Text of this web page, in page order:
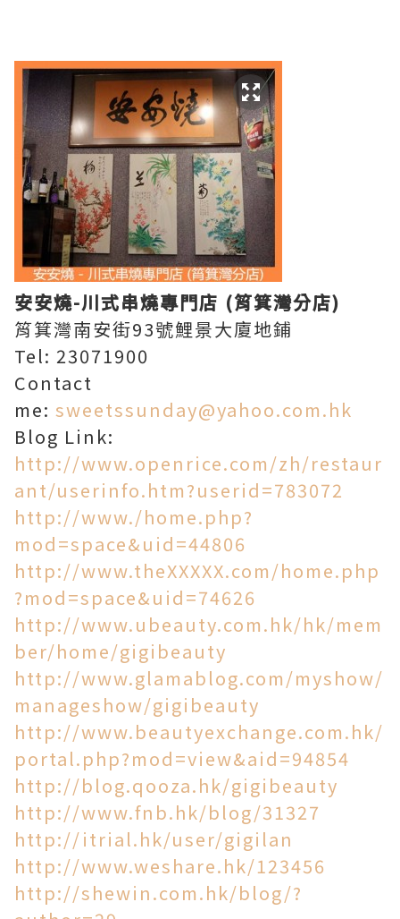
安安燒-川式串燒專門店 (筲箕灣分店)
筲箕灣南安街93號鯉景大廈地鋪
Tel: 23071900
Contact
me: sweetssunday@yahoo.com.hk
Blog Link:
http://www.openrice.com/zh/restaur
ant/userinfo.htm?userid=783072
http://www./home.php?
mod=space&uid=44806
http://www.theXXXXX.com/home.php
?mod=space&uid=74626
http://www.ubeauty.com.hk/hk/mem
ber/home/gigibeauty
http://www.glamablog.com/myshow/
manageshow/gigibeauty
http://www.beautyexchange.com.hk/
portal.php?mod=view&aid=94854
http://blog.qooza.hk/gigibeauty
http://www.fnb.hk/blog/31327
http://itrial.hk/user/gigilan
http://www.weshare.hk/123456
http://shewin.com.hk/blog/?